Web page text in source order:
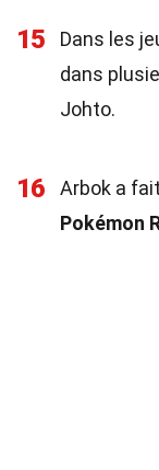
15
Dans les
dans
Johto.
16
Arbok a
Pokémon